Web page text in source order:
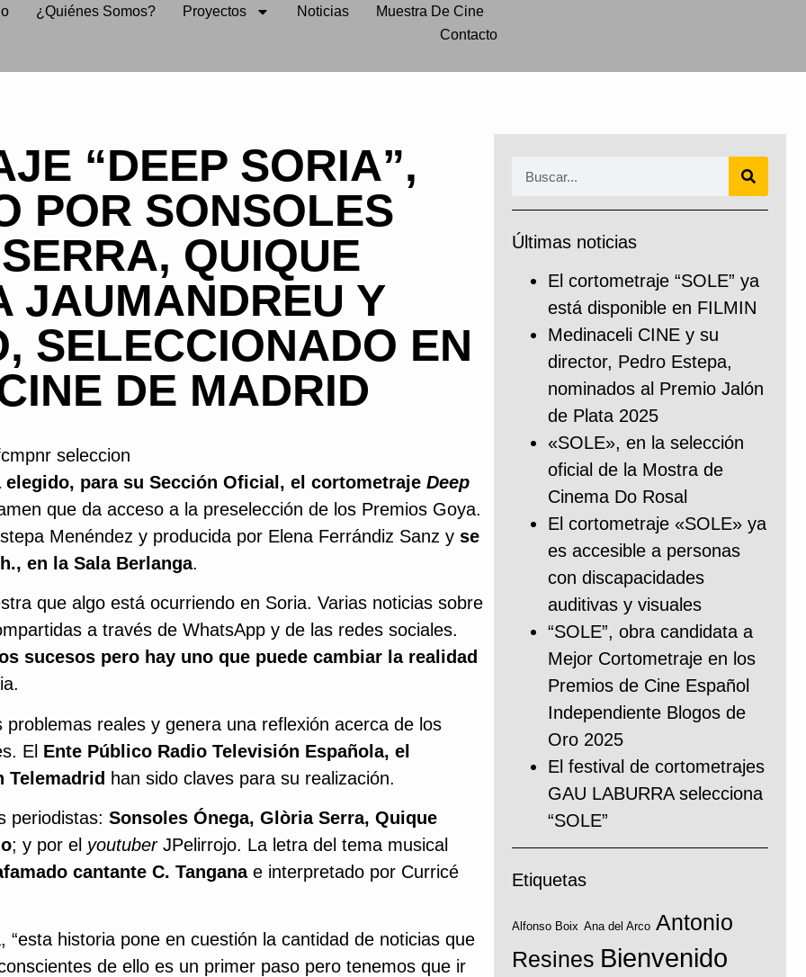
¿Quiénes Somos? Proyectos Noticias
Muestra De Cine
Contacto
“DEEP SORIA”,
POR SONSOLES
QUIQUE
JAUMANDREU Y
SELECCIONADO EN
DE MADRID
elegido, para su Sección Oficial, el cortometraje Deep
que da acceso a la preselección de los Premios Goya.
Menéndez y producida por Elena Ferrándiz Sanz y se
en la Sala Berlanga.
que algo está ocurriendo en Soria. Varias noticias sobre
a través de WhatsApp y de las redes sociales.
sucesos pero hay uno que puede cambiar la realidad
reales y genera una reflexión acerca de los
El Ente Público Radio Televisión Española, el
Telemadrid han sido claves para su realización.
periodistas: Sonsoles Ónega, Glòria Serra, Quique
; y por el youtuberJPelirrojo. La letra del tema musical
cantante C. Tanganae interpretado por Curricé
“esta historia pone en cuestión la cantidad de noticias que
de ello es un primer paso pero tenemos que ir
Últimas noticias
El cortometraje “SOLE” ya
está disponible en FILMIN
Medinaceli CINE y su
director, Pedro Estepa,
nominados al Premio Jalón
de Plata 2025
«SOLE», en la selección
oficial de la Mostra de
Cinema Do Rosal
El cortometraje «SOLE» ya
es accesible a personas
con discapacidades
auditivas y visuales
“SOLE”, obra candidata a
Mejor Cortometraje en los
Premios de Cine Español
Independiente Blogos de
Oro 2025
El festival de cortometrajes
GAU LABURRA selecciona
“SOLE”
Etiquetas
Alfonso Boix Ana del Arco Antonio
Resines Bienvenido